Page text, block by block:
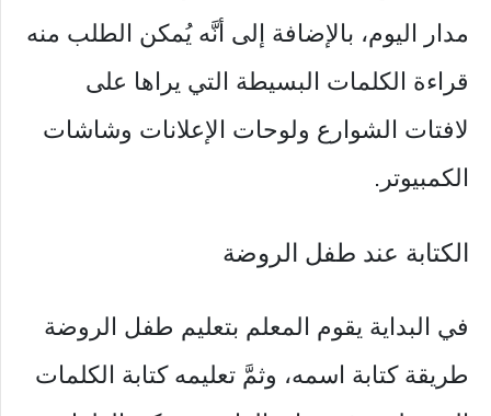
مدار اليوم، بالإضافة إلى أنَّه يُمكن الطلب منه
قراءة الكلمات البسيطة التي يراها على
لافتات الشوارع ولوحات الإعلانات وشاشات
الكمبيوتر.
الكتابة عند طفل الروضة
في البداية يقوم المعلم بتعليم طفل الروضة
طريقة كتابة اسمه، وثمَّ تعليمه كتابة الكلمات